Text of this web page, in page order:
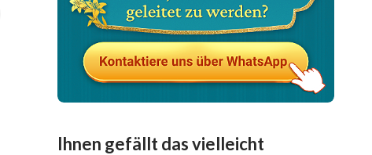
Ihnen gefällt das vielleicht